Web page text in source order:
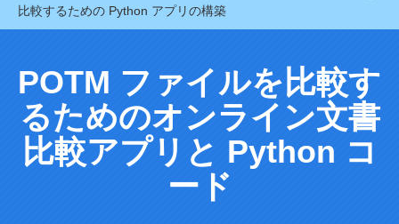
比較するための Python アプリの構築
POTM ファイルを比較す
るためのオンライン文書
比較アプリと Python コ
ード